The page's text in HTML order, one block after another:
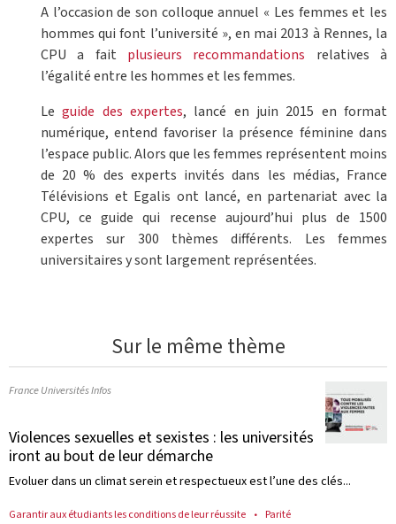
A l’occasion de son colloque annuel « Les femmes et les
hommes qui font l’université », en mai 2013 à Rennes, la
CPU a fait plusieurs recommandations relatives à
l’égalité entre les hommes et les femmes.
Le guide des expertes, lancé en juin 2015 en format
numérique, entend favoriser la présence féminine dans
l’espace public. Alors que les femmes représentent moins
de 20 % des experts invités dans les médias, France
Télévisions et Egalis ont lancé, en partenariat avec la
CPU, ce guide qui recense aujourd’hui plus de 1500
expertes sur 300 thèmes différents. Les femmes
universitaires y sont largement représentées.
Sur le même thème
France Universités Infos
Violences sexuelles et sexistes : les universités
iront au bout de leur démarche
Evoluer dans un climat serein et respectueux est l’une des clés...
Garantir aux étudiants les conditions de leur réussite Parité